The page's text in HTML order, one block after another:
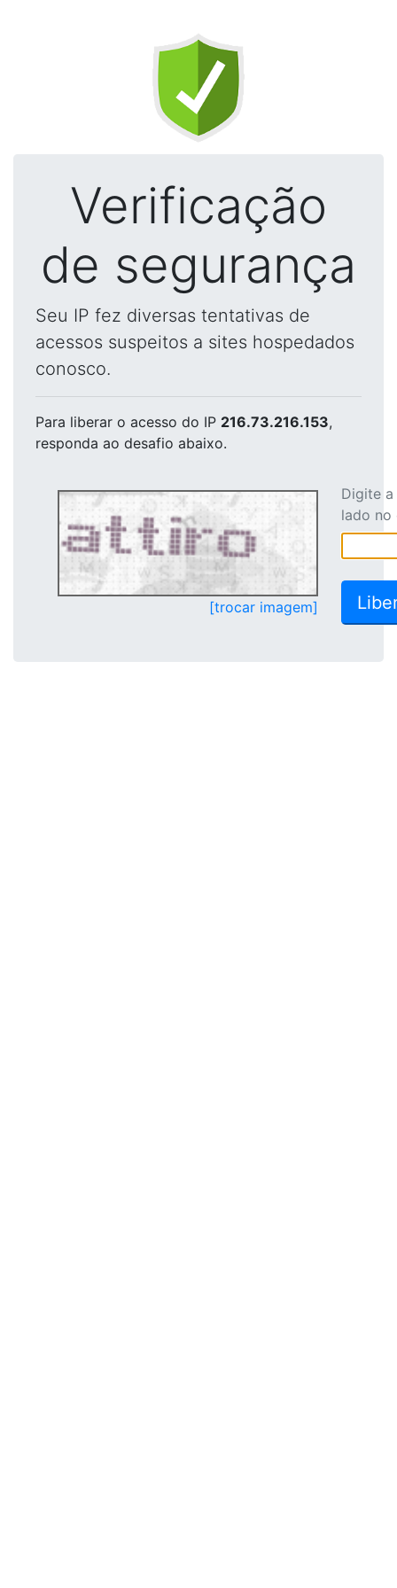
Verificação
de segurança
Seu IP fez diversas tentativas de
acessos suspeitos a sites hospedados
conosco.
Para liberar o acesso do IP 216.73.216.153,
responda ao desafio abaixo.
[trocar imagem]
Digite
lado no